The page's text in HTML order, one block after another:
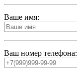
Ваше имя:
Ваш номер телефона: